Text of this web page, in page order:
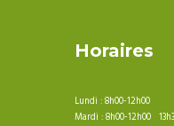
Horaires
Lundi : 8h00-12h00
Mardi : 8h00-12h00